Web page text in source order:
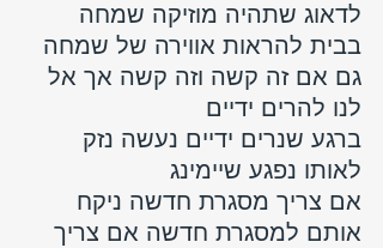
לדאוג שתהיה מוזיקה שמחה
בבית להראות אווירה של שמחה
גם אם זה קשה וזה קשה אך אל
לנו להרים ידיים
ברגע שנרים ידיים נעשה נזק
לאותו נפגע שיימינג
אם צריך מסגרת חדשה ניקח
אותם למסגרת חדשה אם צריך